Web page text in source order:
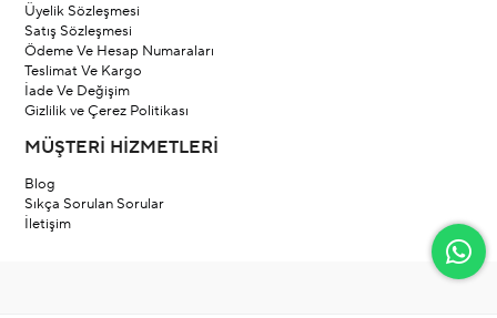
Üyelik Sözleşmesi
Satış Sözleşmesi
Ödeme Ve Hesap Numaraları
Teslimat Ve Kargo
İade Ve Değişim
Gizlilik ve Çerez Politikası
MÜŞTERİ HİZMETLERİ
Blog
Sıkça Sorulan Sorular
İletişim